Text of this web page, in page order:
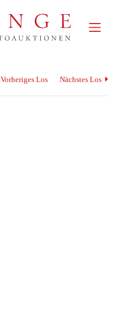
Vorheriges Los Nächstes Los